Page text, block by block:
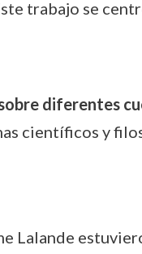
trabajo se
diferentes
científicos y
Lalande